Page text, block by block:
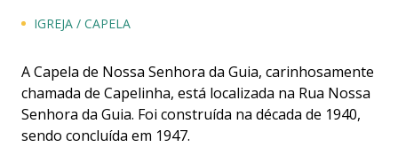
IGREJA / CAPELA
A Capela de Nossa Senhora da Guia, carinhosamente
chamada de Capelinha, está localizada na Rua Nossa
Senhora da Guia. Foi construída na década de 1940,
sendo concluída em 1947.